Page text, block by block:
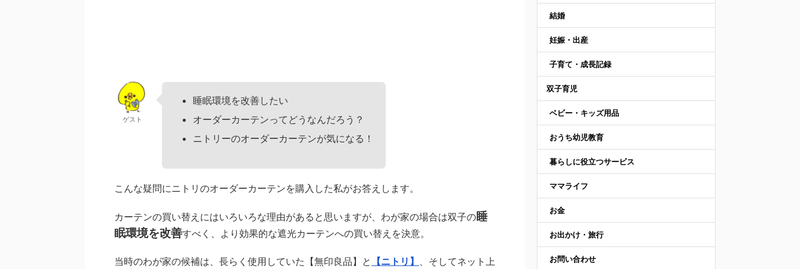
ゲスト
睡眠環境を改善したい
オーダーカーテンってどうなんだろう？
ニトリーのオーダーカーテンが気になる！
こんな疑問にニトリのオーダーカーテンを購入した私がお答えします。
カーテンの買い替えにはいろいろな理由があると思いますが、わが家の場合は双子の睡
眠環境を改善すべく、より効果的な遮光カーテンへの買い替えを決意。
当時のわが家の候補は、長らく使用していた【無印良品】と 【ニトリ】 、そしてネット上
結婚
妊娠・出産
子育て・成長記録
双子育児
ベビー・キッズ用品
おうち幼児教育
暮らしに役立つサービス
ママライフ
お金
お出かけ・旅行
お問い合わせ